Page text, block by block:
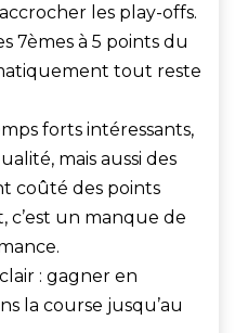
les play-offs.
7èmes à 5 points du
tout reste
forts intéressants,
mais aussi des
coûté des points
c’est un manque de
: gagner en
la course jusqu’au